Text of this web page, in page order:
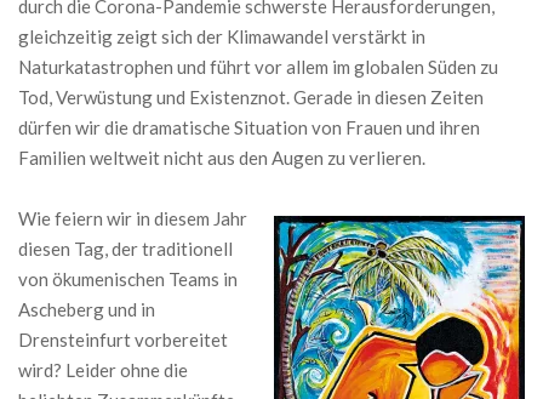
durch die Corona-Pandemie schwerste Herausforderungen,
gleichzeitig zeigt sich der Klimawandel verstärkt in
Naturkatastrophen und führt vor allem im globalen Süden zu
Tod, Verwüstung und Existenznot. Gerade in diesen Zeiten
dürfen wir die dramatische Situation von Frauen und ihren
Familien weltweit nicht aus den Augen zu verlieren.
Wie feiern wir in diesem Jahr
diesen Tag, der traditionell
von ökumenischen Teams in
Ascheberg und in
Drensteinfurt vorbereitet
wird? Leider ohne die